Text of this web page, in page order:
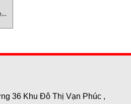
36 Khu Đô Thị Vạn Phúc ,